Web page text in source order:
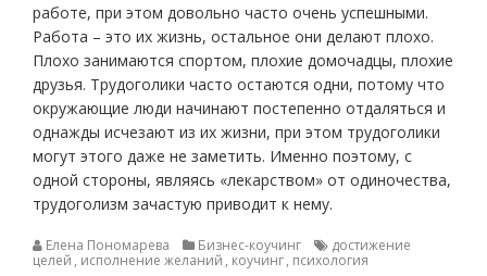
работе, при этом довольно часто очень успешными.
Работа – это их жизнь, остальное они делают плохо.
Плохо занимаются спортом, плохие домочадцы, плохие
друзья. Трудоголики часто остаются одни, потому что
окружающие люди начинают постепенно отдаляться и
однажды исчезают из их жизни, при этом трудоголики
могут этого даже не заметить. Именно поэтому, с
одной стороны, являясь «лекарством» от одиночества,
трудоголизм зачастую приводит к нему.
Елена Пономарева Бизнес-коучинг
достижение
целей , исполнение желаний , коучинг, психология